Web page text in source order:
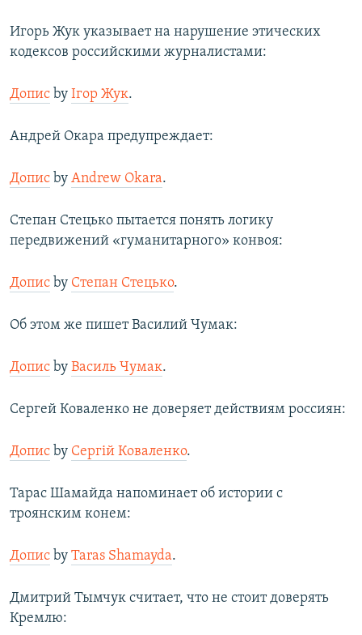
Игорь Жук указывает на нарушение этических
кодексов российскими журналистами:
Допис by Ігор Жук.
Андрей Окара предупреждает:
Допис by Andrew Okara.
Степан Стецько пытается понять логику
передвижений «гуманитарного» конвоя:
Допис by Степан Стецько.
Об этом же пишет Василий Чумак:
Допис by Василь Чумак.
Сергей Коваленко не доверяет действиям россиян:
Допис by Сергій Коваленко.
Тарас Шамайда напоминает об истории с
троянским конем:
Допис by Taras Shamayda.
Дмитрий Тымчук считает, что не стоит доверять
Кремлю: